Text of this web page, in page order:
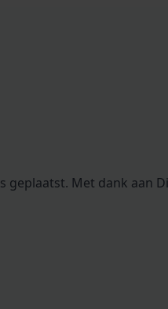
geplaatst. Met dank aan